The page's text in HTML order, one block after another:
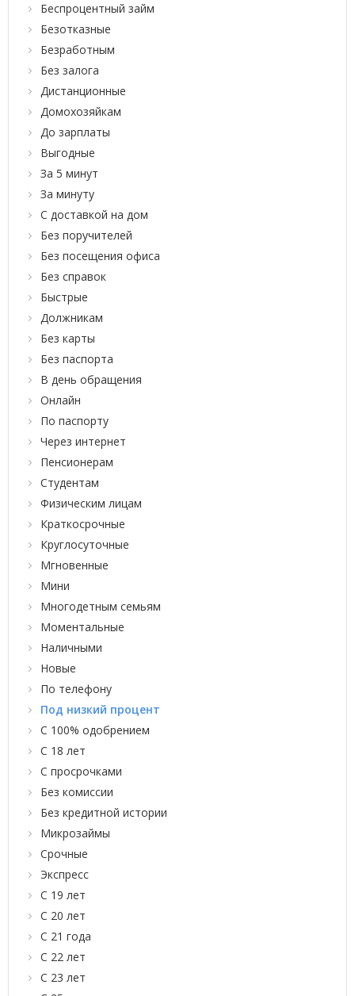
Беспроцентный займ
Безотказные
Безработным
Без залога
Дистанционные
Домохозяйкам
До зарплаты
Выгодные
За 5 минут
За минуту
С доставкой на дом
Без поручителей
Без посещения офиса
Без справок
Быстрые
Должникам
Без карты
Без паспорта
В день обращения
Онлайн
По паспорту
Через интернет
Пенсионерам
Студентам
Физическим лицам
Краткосрочные
Круглосуточные
Мгновенные
Мини
Многодетным семьям
Моментальные
Наличными
Новые
По телефону
Под низкий процент
С 100% одобрением
С 18 лет
С просрочками
Без комиссии
Без кредитной истории
Микрозаймы
Срочные
Экспресс
С 19 лет
С 20 лет
С 21 года
С 22 лет
С 23 лет